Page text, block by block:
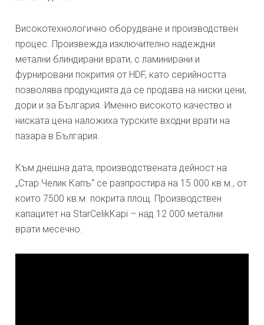
Високотехнологично оборудване и производствен
процес. Произвежда изключително надеждни
метални блиндирани врати, с ламинирани и
фурнировани покрития от HDF, като серийността
позволява продукцията да се продава на ниски цени,
дори и за България. Именно високото качество и
ниската цена наложиха турските входни врати на
пазара в България.
Към днешна дата, производствената дейност на
„Стар Челик Капъ“ се разпростира на 15 000 кв.м., от
които 7500 кв.м. покрита площ. Производствен
капацитет на StarCelikKapi – над 12 000 метални
врати месечно.